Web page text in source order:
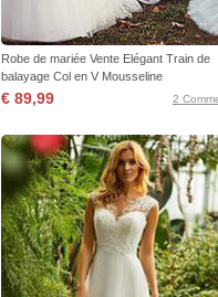
Robe de mariée Vente Elégant Train de
balayage Col en V Mousseline
€ 89,99 2